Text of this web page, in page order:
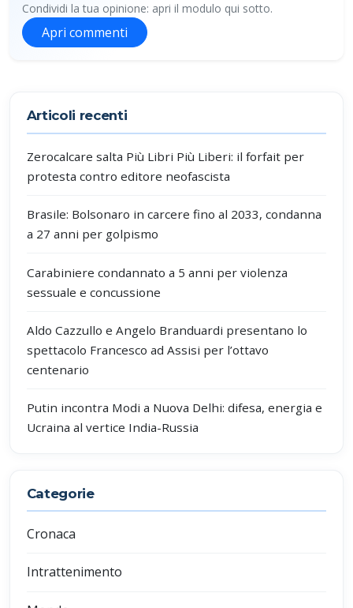
Condividi la tua opinione: apri il modulo qui sotto.
Apri commenti
Articoli recenti
Zerocalcare salta Più Libri Più Liberi: il forfait per
protesta contro editore neofascista
Brasile: Bolsonaro in carcere fino al 2033, condanna
a 27 anni per golpismo
Carabiniere condannato a 5 anni per violenza
sessuale e concussione
Aldo Cazzullo e Angelo Branduardi presentano lo
spettacolo Francesco ad Assisi per l’ottavo
centenario
Putin incontra Modi a Nuova Delhi: difesa, energia e
Ucraina al vertice India-Russia
Categorie
Cronaca
Intrattenimento